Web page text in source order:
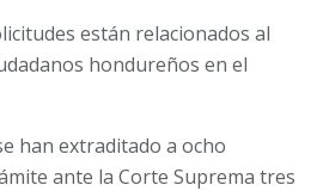
están relacionados al
hondureños en el
han extraditado a ocho
ante la Corte Suprema tres